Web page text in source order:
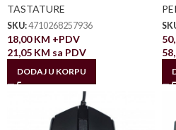
TASTATURE
SKU:4710268257936
18,00KM +PDV
21,05 KM sa PDV
DODAJ U KORPU